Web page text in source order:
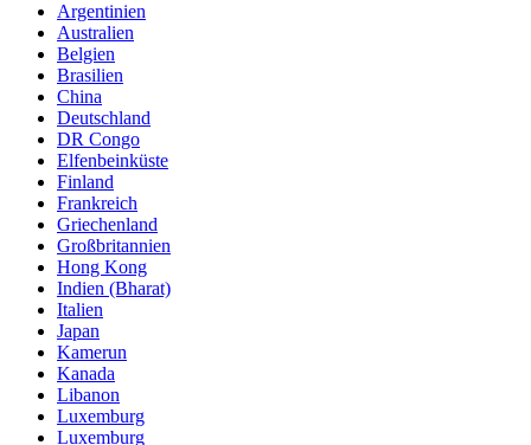
Argentinien
Australien
Belgien
Brasilien
China
Deutschland
DR Congo
Elfenbeinküste
Finland
Frankreich
Griechenland
Großbritannien
Hong Kong
Indien (Bharat)
Italien
Japan
Kamerun
Kanada
Libanon
Luxemburg
Luxemburg